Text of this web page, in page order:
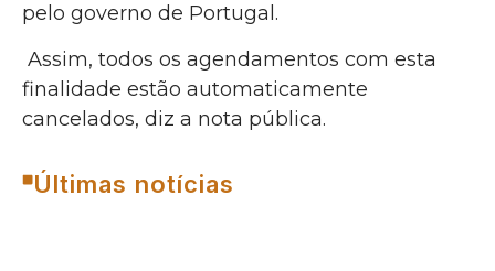
pelo governo de Portugal.
Assim, todos os agendamentos com esta
finalidade estão automaticamente
cancelados, diz a nota pública.
Últimas notícias